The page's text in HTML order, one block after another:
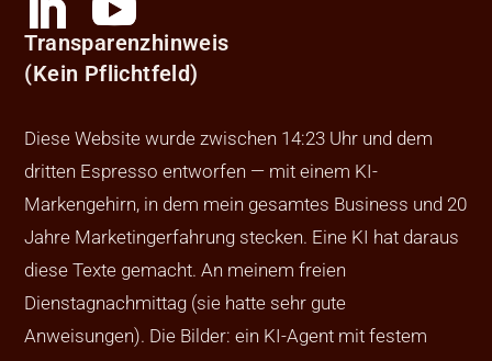
Transparenzhinweis
(Kein Pflichtfeld)
Diese Website wurde zwischen 14:23 Uhr und dem
dritten Espresso entworfen — mit einem KI-
Markengehirn, in dem mein gesamtes Business und 20
Jahre Marketingerfahrung stecken. Eine KI hat daraus
diese Texte gemacht. An meinem freien
Dienstagnachmittag (sie hatte sehr gute
Anweisungen). Die Bilder: ein KI-Agent mit festem